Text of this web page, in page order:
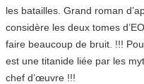
les batailles. Grand roman
considère les deux tomes
faire beaucoup de bruit. !!!
est une titanide liée par les
chef d’œuvre !!!